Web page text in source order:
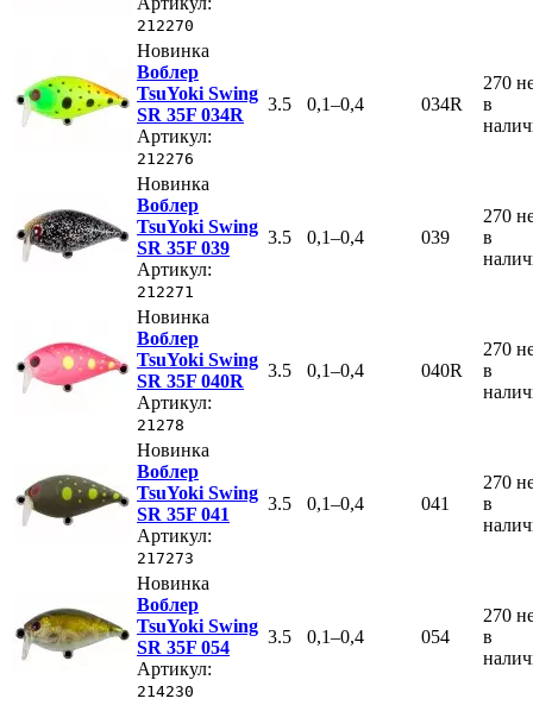
212270
Новинка
Воблер
TsuYoki Swing
SR 35F 034R
Артикул:
212276
3.5 0,1–0,4 034R
270
в
Новинка
Воблер
TsuYoki Swing
SR 35F 039
Артикул:
212271
3.5 0,1–0,4 039
270
в
Новинка
Воблер
TsuYoki Swing
SR 35F 040R
Артикул:
21278
3.5 0,1–0,4 040R
270
в
Новинка
Воблер
TsuYoki Swing
SR 35F 041
Артикул:
217273
3.5 0,1–0,4 041
270
в
Новинка
Воблер
TsuYoki Swing
SR 35F 054
Артикул:
214230
3.5 0,1–0,4 054
270
в